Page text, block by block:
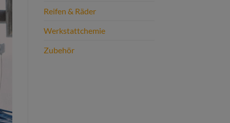
Reifen & Räder
Werkstattchemie
Zubehör